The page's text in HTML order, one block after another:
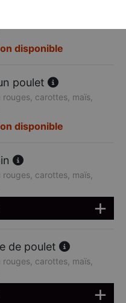
disponible
poulet
carottes, maïs,
disponible
carottes, maïs,
de poulet
carottes, maïs,